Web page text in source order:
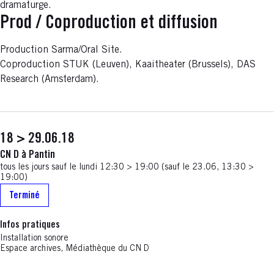
dramaturge.
Prod / Coproduction et diffusion
Production Sarma/Oral Site.
Coproduction STUK (Leuven), Kaaitheater (Brussels), DAS
Research (Amsterdam).
18 > 29.06.18
CN D à Pantin
tous les jours sauf le lundi 12:30 > 19:00 (sauf le 23.06, 13:30 >
19:00)
Terminé
Infos pratiques
Installation sonore
Espace archives, Médiathèque du CN D